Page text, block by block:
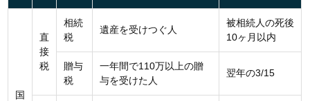
国
直
接
税
相続
税
遺産を受けつぐ人
被相続人の死後
10ヶ月以内
贈与
税
一年間で110万以上の贈
与を受けた人
翌年の3/15